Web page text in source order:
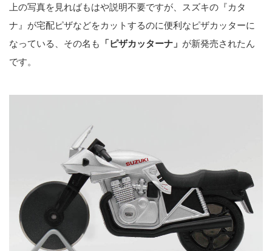
上の写真を見ればもはや説明不要ですが、スズキの『カタ
ナ』が宅配ピザなどをカットするのに便利なピザカッターに
なっている、その名も
「ピザカッターナ」 が新発売されたん
です。